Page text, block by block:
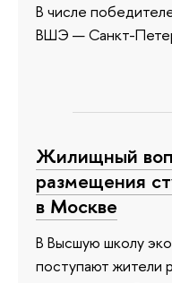
В числе
ВШЭ — Санкт-
Жилищный
размещения
в Москве
В Высшую школу
поступают жители